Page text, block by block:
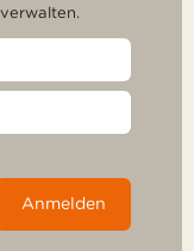
Anmelden